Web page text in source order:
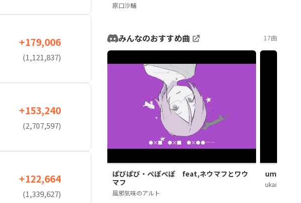
+179,006
(1,121,837)
+153,240
(2,707,597)
+122,664
(1,339,627)
原口沙輔
みんなのおすすめ曲 17曲
ぱぴぱぴ・ぺぽぺぽ feat,ネウマフとワウ
マフ
風邪気味のアルト
uminonioi
ukaihi